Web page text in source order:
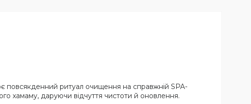
повсякденний ритуал очищення на справжній SPA-
хамаму, даруючи відчуття чистоти й оновлення.